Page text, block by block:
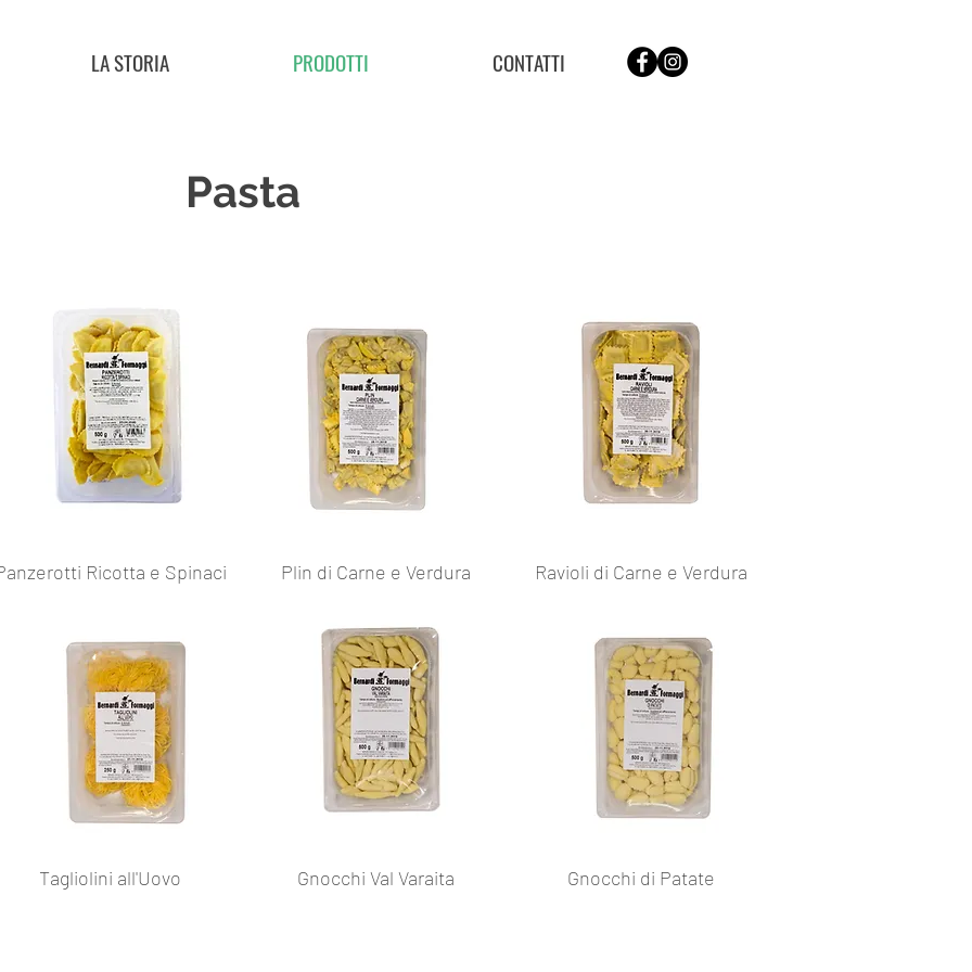
LA STORIA PRODOTTI CONTATTI
Pasta
Ricotta e Spinaci Plin di Carne e Verdura Ravioli di Carne e Verdura
Tagliolini all'Uovo Gnocchi Val Varaita Gnocchi di Patate